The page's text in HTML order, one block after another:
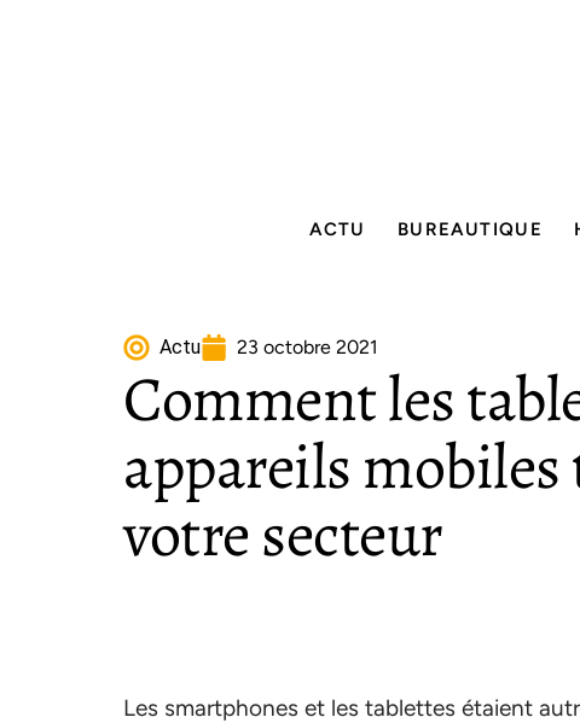
ACTU BUREAUTIQUE
Actu 23 octobre 2021
Comment les
appareils
votre secteur
Les smartphones et les tablettes étaient